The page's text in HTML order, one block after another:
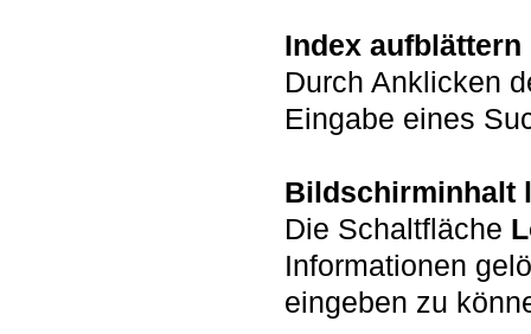
Index aufblättern
Durch Anklicken
Eingabe eines
Bildschirminhalt
Die Schaltfläche
Informationen
eingeben zu